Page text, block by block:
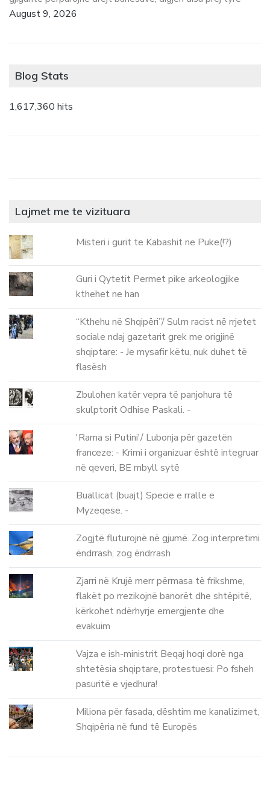
August 9, 2026
Blog Stats
1,617,360 hits
Lajmet me te vizituara
Misteri i gurit te Kabashit ne Puke(!?)
Guri i Qytetit Permet pike arkeologjike
kthehet ne han
“Kthehu në Shqipëri”/ Sulm racist në rrjetet
sociale ndaj gazetarit grek me origjinë
shqiptare: - Je mysafir këtu, nuk duhet të
flasësh
Zbulohen katër vepra të panjohura të
skulptorit Odhise Paskali. -
'Rama si Putini'/ Lubonja për gazetën
franceze: - Krimi i organizuar është integruar
në qeveri, BE mbyll sytë
Buallicat (buajt) Specie e rralle e
Myzeqese. -
Zogjtë fluturojnë në gjumë. Zog interpretimi
ëndrrash, zog ëndrrash
Zjarri në Krujë merr përmasa të frikshme,
flakët po rrezikojnë banorët dhe shtëpitë,
kërkohet ndërhyrje emergjente dhe
evakuim
Vajza e ish-ministrit Beqaj hoqi dorë nga
shtetësia shqiptare, protestuesi: Po fsheh
pasuritë e vjedhura!
Miliona për fasada, dështim me kanalizimet,
Shqipëria në fund të Europës